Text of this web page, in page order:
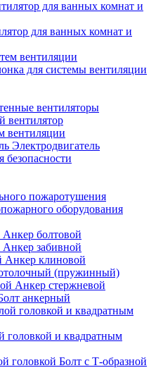
для ванных комнат и
вентиляции
для системы вентиляции
вентиляторы
вентилятор
вентиляции
Электродвигатель
безопасности
пожаротушения
оборудования
Анкер болтовой
Анкер забивной
Анкер клиновой
(пружинный)
Анкер стержневой
анкерный
головкой и квадратным
Болт с Т-образной